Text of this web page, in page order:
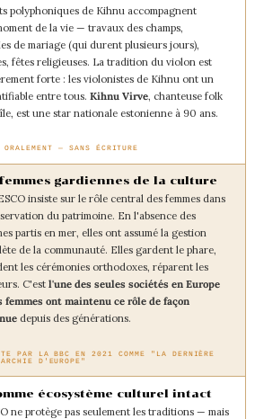
polyphoniques de Kihnu accompagnent
de la vie — travaux des champs,
de mariage (qui durent plusieurs jours),
fêtes religieuses. La tradition du violon est
forte : les violonistes de Kihnu ont un
entre tous. Kihnu Virve, chanteuse folk
est une star nationale estonienne à 90 ans.
ORALEMENT — SANS ÉCRITURE
gardiennes de la culture
insiste sur le rôle central des femmes dans
du patrimoine. En l'absence des
partis en mer, elles ont assumé la gestion
de la communauté. Elles gardent le phare,
les cérémonies orthodoxes, réparent les
C'estl'une des seules sociétés en Europe
femmes ont maintenu ce rôle de façon
depuis des générations.
PAR LA BBC EN 2021 COMME "LA DERNIÈRE
D'EUROPE"
écosystème culturel intact
ne protège pas seulement les traditions — mais